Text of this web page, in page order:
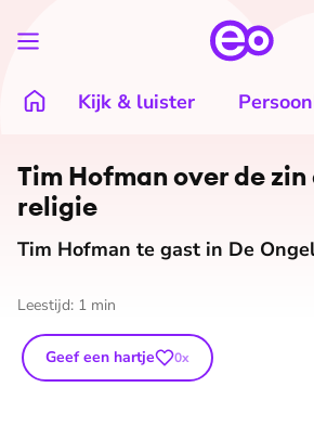
Kijk & luister
Tim Hofman over de zin
religie
Tim Hofman te gast in De
Leestijd: 1 min
Geef een hartje 0x